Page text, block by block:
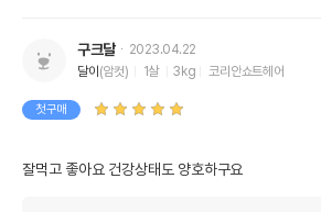
구크달
2023.04.22
달이(암컷) 1살 3kg 코리안쇼트헤어
첫구매
잘먹고 좋아요 건강상태도 양호하구요